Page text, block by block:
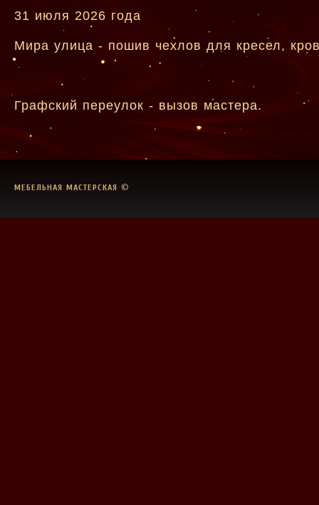
31 июля 2026 года
Мира улица - пошив чехлов для кресел,
Графский переулок - вызов мастера.
МЕБЕЛЬНАЯ МАСТЕРСКАЯ ©